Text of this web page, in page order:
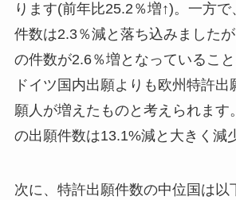
ります(前年比25.2％増↑)。一方
件数は2.3％減と落ち込みました
の件数が2.6％増となっていること
ドイツ国内出願よりも欧州特許出
願人が増えたものと考えられます
の出願件数は13.1%減と大きく減
次に、特許出願件数の中位国は以